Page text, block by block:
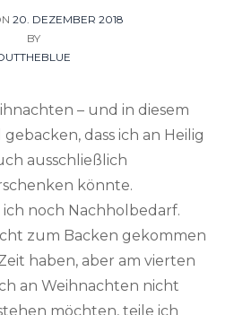
POSTED
ON
20. DEZEMBER 2018
BY
– und in diesem
dass ich an Heilig
ausschließlich
könnte.
noch Nachholbedarf.
zum Backen gekommen
haben, aber am vierten
an Weihnachten nicht
möchten, teile ich